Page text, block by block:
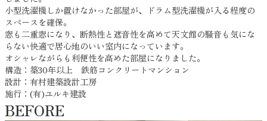
小型洗濯機しか置けなかった部屋が、ドラム型洗濯機が入る程度の
スペースを確保。
窓も二重窓になり、断熱性と遮音性を高めて天文館の騒音も気にな
らない快適で居心地のいい室内になっています。
オシャレながらも利便性を高めた部屋になりました。
構造：築30年以上 鉄筋コンクリートマンション
設計：有村建築設計工房
施行：(有)ユルキ建設
BEFORE